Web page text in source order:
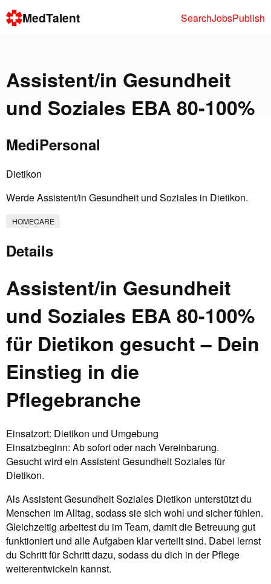
MedTalent SearchJobsPublish
Assistent/in Gesundheit
und Soziales EBA 80-100%
MediPersonal
Dietikon
Werde Assistent/in Gesundheit und Soziales in Dietikon.
HOMECARE
Details
Assistent/in Gesundheit
und Soziales EBA 80-100%
für Dietikon gesucht – Dein
Einstieg in die
Pflegebranche
Einsatzort: Dietikon und Umgebung
Einsatzbeginn: Ab sofort oder nach Vereinbarung.
Gesucht wird ein Assistent Gesundheit Soziales für
Dietikon.
Als Assistent Gesundheit Soziales Dietikon unterstützt du
Menschen im Alltag, sodass sie sich wohl und sicher fühlen.
Gleichzeitig arbeitest du im Team, damit die Betreuung gut
funktioniert und alle Aufgaben klar verteilt sind. Dabei lernst
du Schritt für Schritt dazu, sodass du dich in der Pflege
weiterentwickeln kannst.